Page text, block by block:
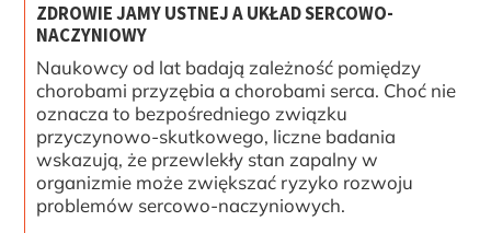
ZDROWIE JAMY USTNEJ A UKŁAD SERCOWO-
NACZYNIOWY
Naukowcy od lat badają zależność pomiędzy
chorobami przyzębia a chorobami serca. Choć nie
oznacza to bezpośredniego związku
przyczynowo-skutkowego, liczne badania
wskazują, że przewlekły stan zapalny w
organizmie może zwiększać ryzyko rozwoju
problemów sercowo-naczyniowych.